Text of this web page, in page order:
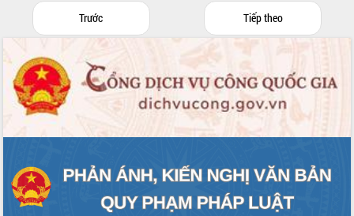
Trước Tiếp theo